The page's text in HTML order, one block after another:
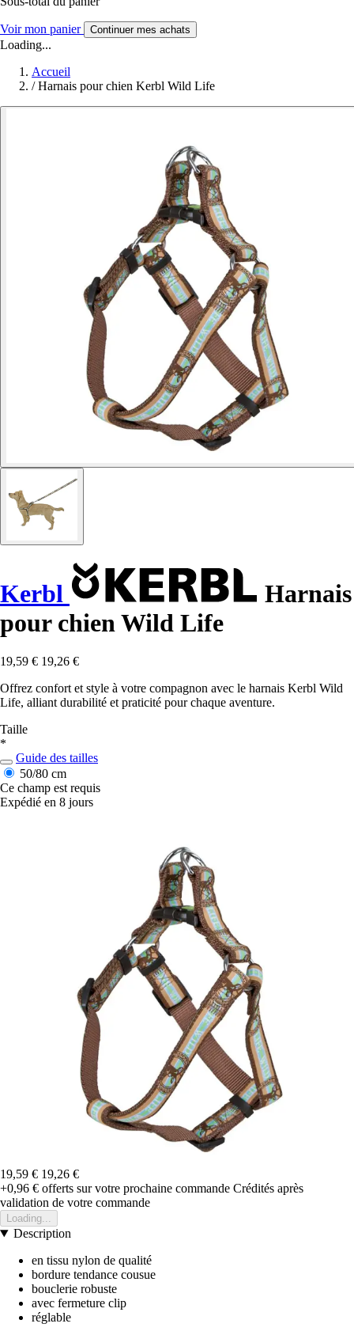
Voir mon panier Continuer mes achats
Loading...
Accueil
/ Harnais pour chien Kerbl Wild Life
Kerbl
Harnais
pour chien Wild Life
19,59 € 19,26 €
Offrez confort et style à votre compagnon avec le harnais Kerbl Wild
Life, alliant durabilité et praticité pour chaque aventure.
Taille
*
Guide des tailles
50/80 cm
Ce champ est requis
Expédié en 8 jours
19,59 € 19,26 €
+0,96 € offerts sur votre prochaine commande Crédités après
validation de votre commande
Loading...
Description
en tissu nylon de qualité
bordure tendance cousue
bouclerie robuste
avec fermeture clip
réglable